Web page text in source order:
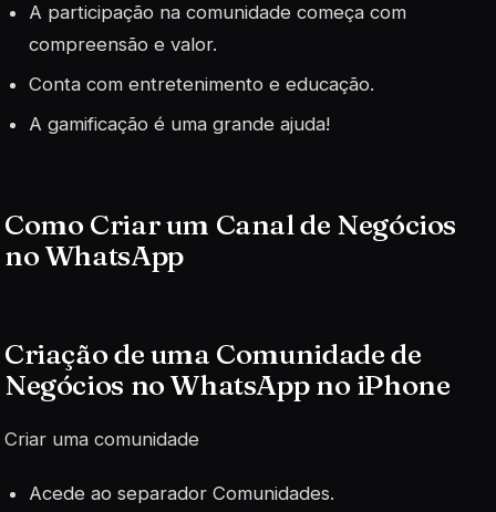
A participação na comunidade começa com
compreensão e valor.
Conta com entretenimento e educação.
A gamificação é uma grande ajuda!
Como Criar um Canal de Negócios
no WhatsApp
Criação de uma Comunidade de
Negócios no WhatsApp no iPhone
Criar uma comunidade
Acede ao separador Comunidades.